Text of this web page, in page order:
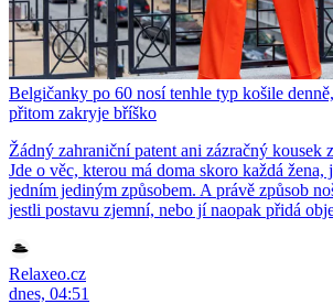
Belgičanky po 60 nosí tenhle typ košile
přitom zakryje bříško
Žádný zahraniční patent ani zázračný kousek
Jde o věc, kterou má doma skoro každá
jedním jediným způsobem. A právě způsob
jestli postavu zjemní, nebo jí naopak přidá
Relaxeo.cz
dnes, 04:51